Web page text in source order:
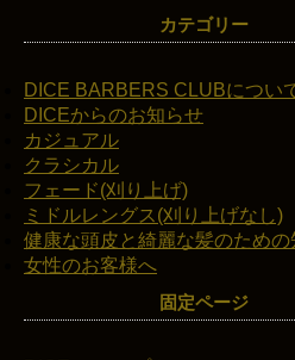
カテゴリー
DICE BARBERS CLUBについ
DICEからのお知らせ
カジュアル
クラシカル
フェード(刈り上げ)
ミドルレングス(刈り上げなし)
健康な頭皮と綺麗な髪のための
女性のお客様へ
固定ページ